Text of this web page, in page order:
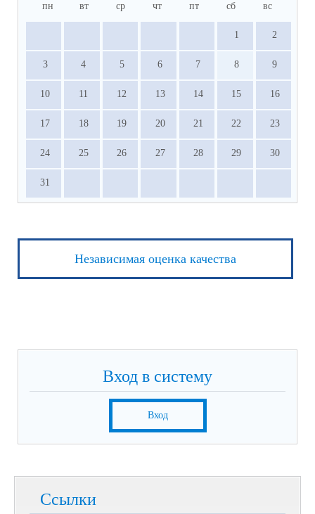
пн вт ср чт пт сб вс
1 2
3 4 5 6 7 8 9
10 11 12 13 14 15 16
17 18 19 20 21 22 23
24 25 26 27 28 29 30
31
Независимая оценка качества
Вход в систему
Вход
Ссылки